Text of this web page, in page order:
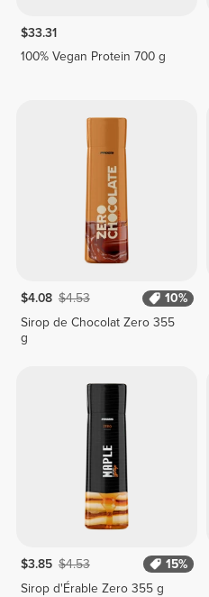
$33.31
100% Vegan Protein 700 g
$4.08 $4.53
10%
Sirop de Chocolat Zero 355
g
$3.85 $4.53
15%
Sirop d'Érable Zero 355 g